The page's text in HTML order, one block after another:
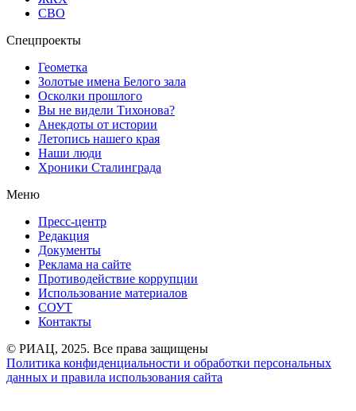
СВО
Спецпроекты
Геометка
Золотые имена Белого зала
Осколки прошлого
Вы не видели Тихонова?
Анекдоты от истории
Летопись нашего края
Наши люди
Хроники Сталинграда
Меню
Пресс-центр
Редакция
Документы
Реклама на сайте
Противодействие коррупции
Использование материалов
СОУТ
Контакты
© РИАЦ, 2025. Все права защищены
Политика конфиденциальности и обработки персональных
данных и правила использования сайта